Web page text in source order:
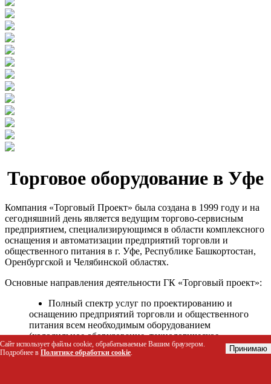
Торговое оборудование в Уфе
Компания «Торговый Проект» была создана в 1999 году и на
сегодняшний день является ведущим торгово-сервисным
предприятием, специализирующимся в области комплексного
оснащения и автоматизации предприятий торговли и
общественного питания в г. Уфе, Республике Башкортостан,
Оренбургской и Челябинской областях.
Основные направления деятельности ГК «Торговый проект»:
Полный спектр услуг по проектированию и
оснащению предприятий торговли и общественного
питания всем необходимым оборудованием
(холодильное оборудование, технологическое
оборудование, стеллажное оборудование и т.д.);
Автоматизация торговых процессов и внедрения
Сайт использует файлы cookie, обрабатываемые Вашим браузером.
Подробнее в Политике обработки cookie. Принимаю